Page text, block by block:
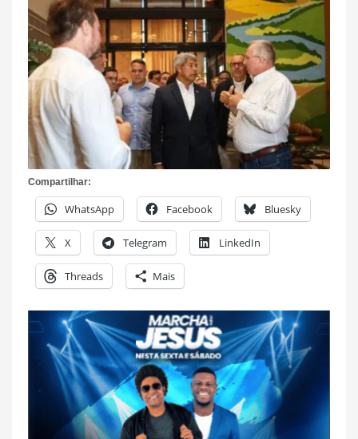
Compartilhar:
WhatsApp Facebook Bluesky
X Telegram LinkedIn
Threads Mais